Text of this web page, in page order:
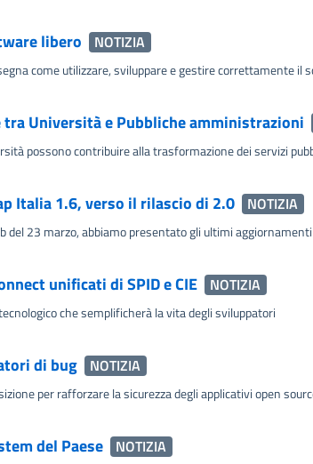
libero NOTIZIA
come utilizzare, sviluppare e gestire correttamente il
Università e Pubbliche amministrazioni
possono contribuire alla trasformazione dei servizi
Italia 1.6, verso il rilascio di 2.0 NOTIZIA
23 marzo, abbiamo presentato gli ultimi
unificati di SPID e CIE NOTIZIA
che semplificherà la vita degli sviluppatori
di bug NOTIZIA
per rafforzare la sicurezza degli applicativi open
del Paese NOTIZIA